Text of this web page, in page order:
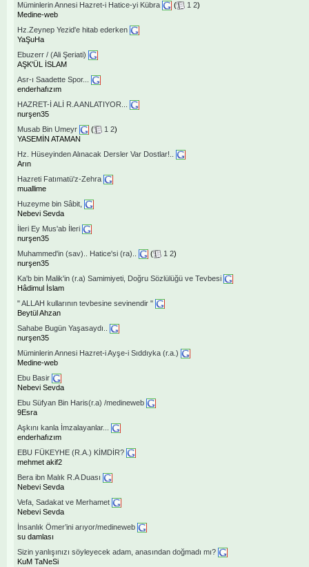
Müminlerin Annesi Hazret-i Hatice-yi Kübra
( 1 2)
Medine-web
Hz.Zeynep Yezid'e hitab ederken
YaŞuHa
Ebuzerr / (Ali Şeriati)
AŞK'ÜL İSLAM
Asr-ı Saadette Spor...
enderhafızım
HAZRET-İ ALİ R.A ANLATIYOR...
nurşen35
Musab Bin Umeyr
( 1 2)
YASEMİN ATAMAN
Hz. Hüseyinden Alınacak Dersler Var Dostlar!..
Arın
Hazreti Fatımatü'z-Zehra
muallime
Huzeyme bin Sâbit,
Nebevi Sevda
İleri Ey Mus'ab İleri
nurşen35
Muhammed'in (sav).. Hatice'si (ra)..
( 1 2)
nurşen35
Ka'b bin Malik'in (r.a) Samimiyeti, Doğru Sözlülüğü ve Tevbesi
Hâdimul İslam
" ALLAH kullarının tevbesine sevinendir "
Beytül Ahzan
Sahabe Bugün Yaşasaydı..
nurşen35
Müminlerin Annesi Hazret-i Ayşe-i Sıddıyka (r.a.)
Medine-web
Ebu Basir
Nebevi Sevda
Ebu Süfyan Bin Haris(r.a) /medineweb
9Esra
Aşkını kanla İmzalayanlar...
enderhafızım
EBU FÜKEYHE (R.A.) KİMDİR?
mehmet akif2
Bera ibn Malık R.A Duası
Nebevi Sevda
Vefa, Sadakat ve Merhamet
Nebevi Sevda
İnsanlık Ömer’ini arıyor/medineweb
su damlası
Sizin yanlışınızı söyleyecek adam, anasından doğmadı mı?
KuM TaNeSi